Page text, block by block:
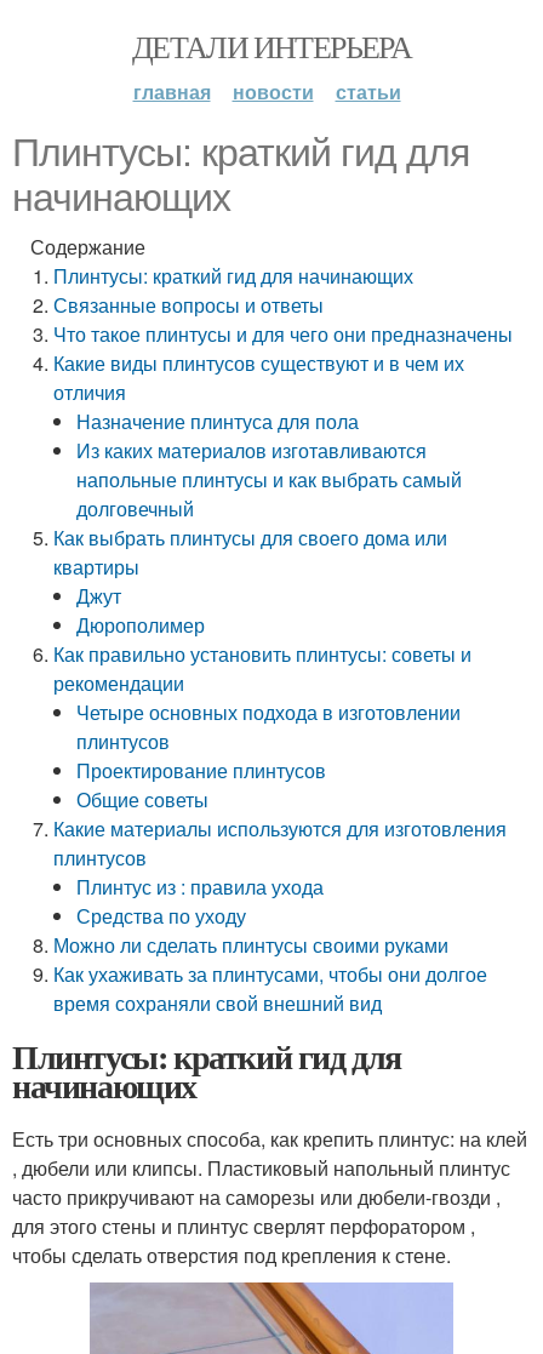
ДЕТАЛИ ИНТЕРЬЕРА
главная новости статьи
Плинтусы: краткий гид для
начинающих
Содержание
Плинтусы: краткий гид для начинающих
Связанные вопросы и ответы
Что такое плинтусы и для чего они предназначены
Какие виды плинтусов существуют и в чем их
отличия
Назначение плинтуса для пола
Из каких материалов изготавливаются
напольные плинтусы и как выбрать самый
долговечный
Как выбрать плинтусы для своего дома или
квартиры
Джут
Дюрополимер
Как правильно установить плинтусы: советы и
рекомендации
Четыре основных подхода в изготовлении
плинтусов
Проектирование плинтусов
Общие советы
Какие материалы используются для изготовления
плинтусов
Плинтус из : правила ухода
Средства по уходу
Можно ли сделать плинтусы своими руками
Как ухаживать за плинтусами, чтобы они долгое
время сохраняли свой внешний вид
Плинтусы: краткий гид для
начинающих
Есть три основных способа, как крепить плинтус: на клей
, дюбели или клипсы. Пластиковый напольный плинтус
часто прикручивают на саморезы или дюбели-гвозди ,
для этого стены и плинтус сверлят перфоратором ,
чтобы сделать отверстия под крепления к стене.